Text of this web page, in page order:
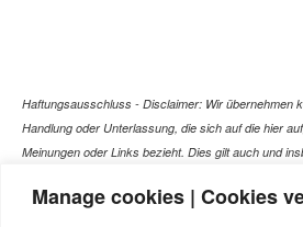
Manage cookies | Cookies
Haftungsausschluss - Disclaimer: Wir übernehmen
Handlung oder Unterlassung, die sich auf die hier
Meinungen oder Links bezieht. Dies gilt auch und
Gespräch mit dem Arzt Ihres Vertrauens darstellen